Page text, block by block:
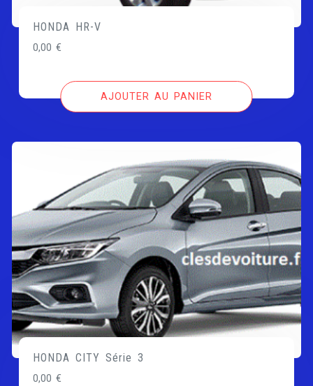
HONDA HR-V
0,00€
AJOUTER AU PANIER
HONDA CITY Série 3
0,00€